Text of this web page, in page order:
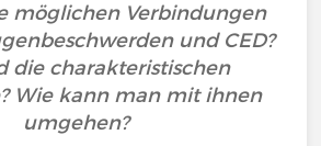
möglichen Verbindungen
und CED?
die charakteristischen
Wie kann man mit ihnen
umgehen?